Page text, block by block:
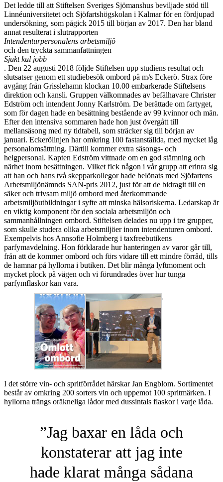
Det ledde till att Stiftelsen Sveriges Sjömanshus beviljade stöd till
Linnéuniversitetet och Sjöfartshögskolan i Kalmar för en fördjupad
undersökning, som pågick 2015 till början av 2017. Den har bland
annat resulterat i slutrapporten
Intendenturpersonalens arbetsmiljö
och den tryckta sammanfattningen
Sjukt kul jobb
. Den 22 augusti 2018 följde Stiftelsen upp studiens resultat och
slutsatser genom ett studiebesök ombord på m/s Eckerö. Strax före
avgång från Grisslehamn klockan 10.00 embarkerade Stiftelsens
direktion och kansli. Gruppen välkomnades av befälhavare Christer
Edström och intendent Jonny Karlström. De berättade om fartyget,
som för dagen hade en besättning bestående av 99 kvinnor och män.
Efter den intensiva sommaren hade hon just övergått till
mellansäsong med ny tidtabell, som sträcker sig till början av
januari. Eckerölinjen har omkring 100 fastanställda, med mycket låg
personalomsättning. Därtill kommer extra säsongs- och
helgpersonal. Kapten Edström vittnade om en god stämning och
närhet inom besättningen. Vilket fick någon i vår grupp att erinra sig
att han och hans två skepparkollegor hade belönats med Sjöfartens
Arbetsmiljönämnds SAN-pris 2012, just för att de bidragit till en
säker och trivsam miljö ombord med återkommande
arbetsmiljöutbildningar i syfte att minska hälsoriskerna. Ledarskap är
en viktig komponent för den sociala arbetsmiljön och
sammanhållningen ombord. Stiftelsen delades nu upp i tre grupper,
som skulle studera olika arbetsmiljöer inom intendenturen ombord.
Exempelvis hos Annsofie Holmberg i taxfreebutikens
parfymavdelning. Hon förklarade hur hanteringen av varor går till,
från att de kommer ombord och förs vidare till ett mindre förråd, tills
de hamnar på hyllorna i butiken. Det blir många lyftmoment och
mycket plock på vägen och vi förundrades över hur tunga
parfymflaskor kan vara.
I det större vin- och spritförrådet härskar Jan Engblom. Sortimentet
består av omkring 200 sorters vin och uppemot 100 spritmärken. I
hyllorna trängs oräkneliga lådor med dussintals flaskor i varje låda.
”Jag baxar en låda och
konstaterar att jag inte
hade klarat många sådana